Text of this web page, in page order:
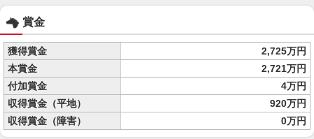
賞金
獲得賞金
2,725万円
本賞金
2,721万円
付加賞金
4万円
収得賞金（平地）
920万円
収得賞金（障害）
0万円